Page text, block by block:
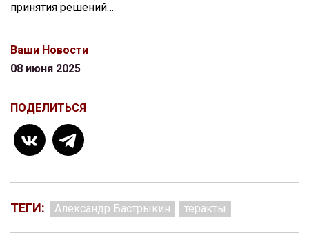
принятия решений…
Ваши Новости
08 июня 2025
ПОДЕЛИТЬСЯ
ТЕГИ: Александр Бастрыкин теракты